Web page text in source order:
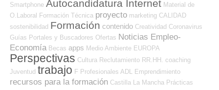
Smartphone Autocandidatura Internet Material de
O.Laboral Formación Técnica proyecto marketing CALIDAD
sostenibilidad Formación contenido Creatividad Coronavirus
Guías Portales y Buscadores Ofertas Noticias Empleo-
Economía Becas apps Medio Ambiente EUROPA
Perspectivas Cultura Reclutamiento RR.HH.
coaching
Juventud trabajo F Profesionales ADL Emprendimiento
recursos para la formación Castilla La Mancha Prácticas